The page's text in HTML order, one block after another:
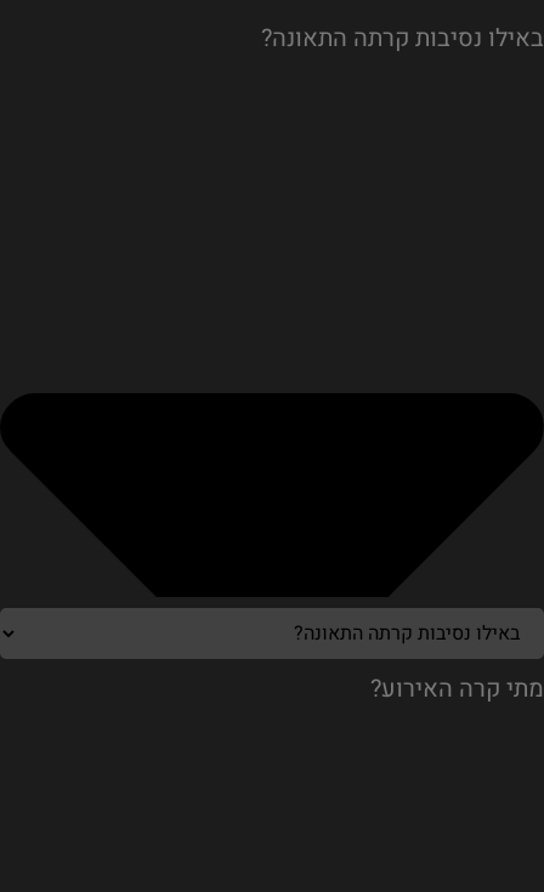
באילו נסיבות קרתה התאונה?
מתי קרה האירוע?